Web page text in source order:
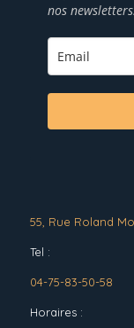
nos newsletters.
55, Rue Roland
Tel :
04-75-83-50-58
Horaires :